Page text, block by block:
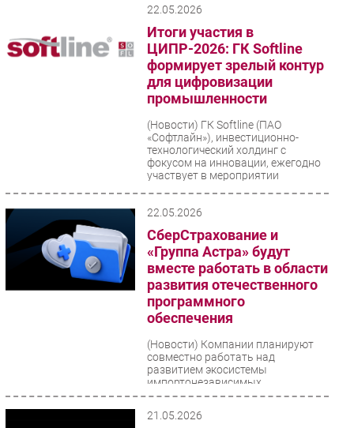
22.05.2026
Итоги участия в
ЦИПР-2026: ГК Softline
формирует зрелый контур
для цифровизации
промышленности
(Новости) ГК Softline (ПАО
«Софтлайн»), инвестиционно-
технологический холдинг с
фокусом на инновации, ежегодно
участвует в мероприятии
22.05.2026
СберСтрахование и
«Группа Астра» будут
вместе работать в области
развития отечественного
программного
обеспечения
(Новости) Компании планируют
совместно работать над
развитием экосистемы
импортонезависимых
программных продуктов, а также
21.05.2026